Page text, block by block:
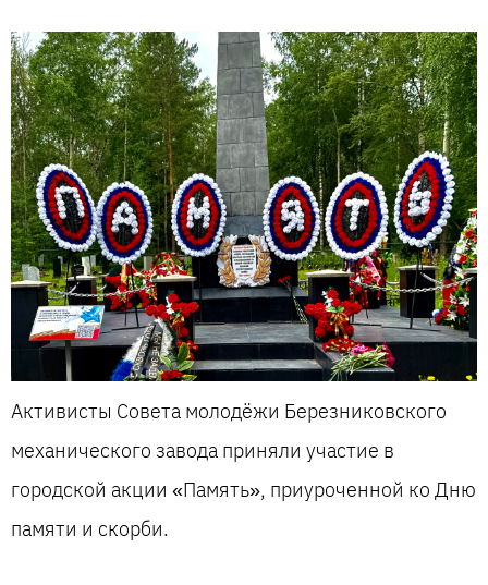
Активисты Совета молодёжи Березниковского
механического завода приняли участие в
городской акции «Память», приуроченной ко Дню
памяти и скорби.